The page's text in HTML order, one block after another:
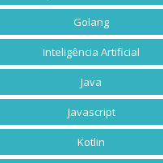
Golang
Inteligência Artificial
Java
Javascript
Kotlin